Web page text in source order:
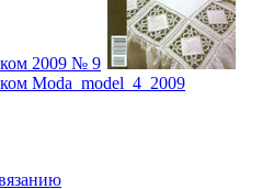
2009 № 9
Moda_model_4_2009